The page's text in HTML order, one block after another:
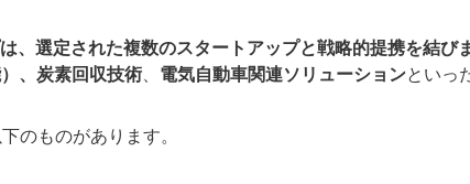
、選定された複数のスタートアップと戦略的提携を結び
、炭素回収技術、 電気自動車関連ソリューションといっ
のものがあります。